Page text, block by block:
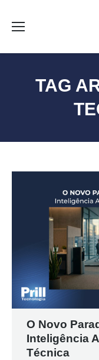
TAG
O Novo
Inteligência
Técnica